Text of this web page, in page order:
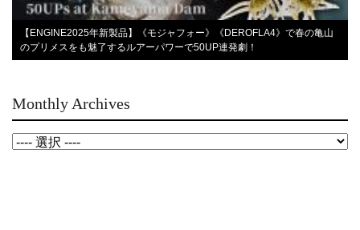
【ENGINE2025年新製品】《モジャフォー》《DEROFLA4》で春の亀山
のプリメスをも魅了するルアーパワーで50UP連発劇！
Monthly Archives